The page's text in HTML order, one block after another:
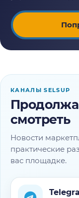
КАНАЛЫ SELSUP
смотреть
Новости
практические
вас площадке.